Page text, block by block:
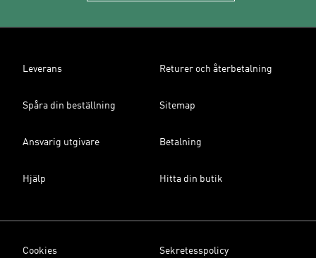
Leverans Returer och återbetalning
Spåra din beställning Sitemap
Ansvarig utgivare Betalning
Hjälp Hitta din butik
Cookies Sekretesspolicy